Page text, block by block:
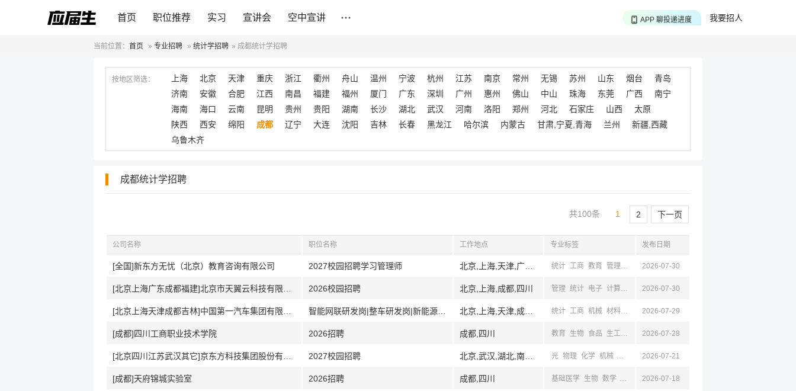
首页 职位推荐 实习 宣讲会 空中宣讲 我要招人
APP 聊投递进度
当前位置： 首页 » 专业招聘 » 统计学招聘 » 成都统计学招聘
按地区筛选： 上海 北京 天津 重庆 浙江 衢州 舟山 温州 宁波 杭州 江苏 南京 常州 无锡 苏州 山东 烟台
青岛
济南
安徽 合肥 江西 南昌 福建 福州 厦门 广东 深圳 广州 惠州 佛山 中山 珠海 东莞 广西
南宁
海南
海口 云南 昆明 贵州 贵阳 湖南 长沙 湖北 武汉 河南 洛阳 郑州 河北 石家庄 山西
太原
陕西
西安 绵阳 成都 辽宁 大连 沈阳 吉林 长春 黑龙江 哈尔滨 内蒙古 甘肃,宁夏,青海 兰州
新疆,西藏
乌鲁木齐
成都统计学招聘
共100条 1 2 下一页
公司名称 职位名称 工作地点 专业标签 发布日期
[全国]新东方无忧（北京）教育咨询有限公司 2027校园招聘学习管理师 统计 工商 教育 管理 心理 2026-07-30
2026校园招聘 北京,上海,成都,四川 管理 统计 电子 计算机 安全2026-07-30
统计 工商 机械 材料 电子 计算机 化工
2026-07-29
[成都]四川工商职业技术学院 2026招聘 成都,四川 教育 生物 食品 生工 光 化工 电子 计算机
2026-07-28
2027校园招聘 光 物理 化学 机械 材料 电气 电子 自动
2026-07-21
[成都]天府锦城实验室 2026招聘 成都,四川 基础医学 生物 数学 统计 化学 生物 药学
2026-07-18